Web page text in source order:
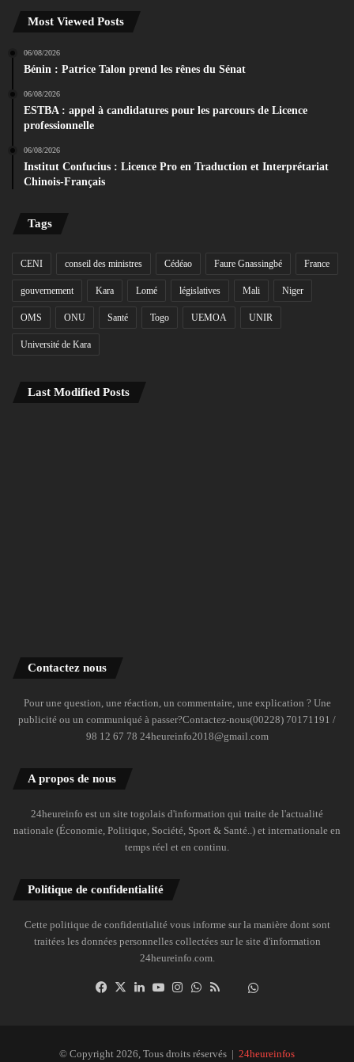
Most Viewed Posts
06/08/2026
Bénin : Patrice Talon prend les rênes du Sénat
06/08/2026
ESTBA : appel à candidatures pour les parcours de Licence
professionnelle
06/08/2026
Institut Confucius : Licence Pro en Traduction et Interprétariat
Chinois-Français
Tags
CENI conseil des ministres Cédéao Faure Gnassingbé France
gouvernement Kara Lomé législatives Mali Niger
OMS ONU Santé Togo UEMOA UNIR
Université de Kara
Last Modified Posts
Contactez nous
Pour une question, une réaction, un commentaire, une explication ? Une
publicité ou un communiqué à passer?Contactez-nous(00228) 70171191 /
98 12 67 78 24heureinfo2018@gmail.com
A propos de nous
24heureinfo est un site togolais d'information qui traite de l'actualité
nationale (Économie, Politique, Société, Sport & Santé..) et internationale en
temps réel et en continu.
Politique de confidentialité
Cette politique de confidentialité vous informe sur la manière dont sont
traitées les données personnelles collectées sur le site d'information
24heureinfo.com.
Facebook
X LinkedinYouTubeInstagramWhatsAppDailymotion
© Copyright 2026, Tous droits réservés | 24heureinfos